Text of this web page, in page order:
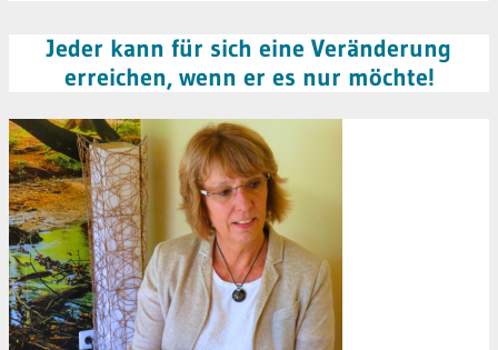
Jeder kann für sich eine Veränderung
erreichen, wenn er es nur möchte!